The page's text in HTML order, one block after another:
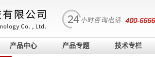
产品中心 产品专题 技术专栏